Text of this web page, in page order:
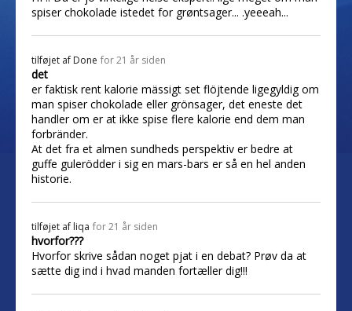
spiser chokolade istedet for grøntsager... .yeeeah...
tilføjet af Done for 21 år siden
det
er faktisk rent kalorie mässigt set flöjtende ligegyldig om
man spiser chokolade eller grönsager, det eneste det
handler om er at ikke spise flere kalorie end dem man
forbränder.
At det fra et almen sundheds perspektiv er bedre at
guffe gulerödder i sig en mars-bars er så en hel anden
historie.
tilføjet af liqa for 21 år siden
hvorfor???
Hvorfor skrive sådan noget pjat i en debat? Prøv da at
sætte dig ind i hvad manden fortæller dig!!!